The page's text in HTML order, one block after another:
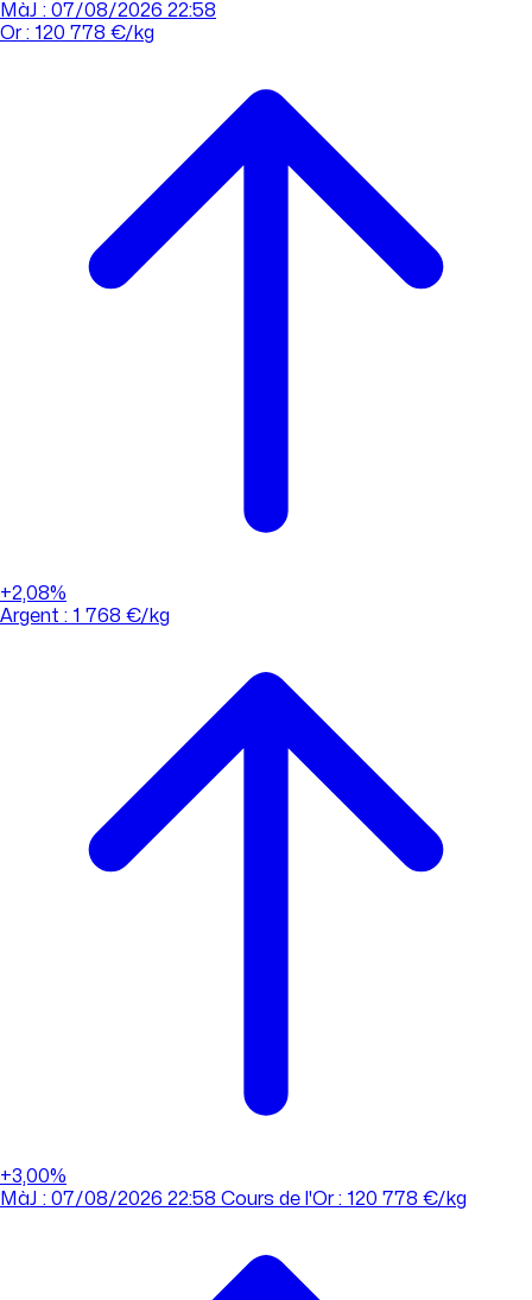
MàJ : 07/08/2026 22:58
Or : 120 778 €/kg
+2,08%
Argent : 1 768 €/kg
+3,00%
MàJ : 07/08/2026 22:58 Cours de l'Or : 120 778 €/kg
(appel non surtaxé)
Consulter l'évolution des cours